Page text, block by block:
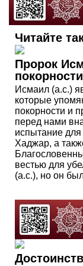
Читайте
Пророк
покорности
Исмаил (а.с.)
которые
покорности и
перед нами
испытание
Хаджар, а
вестью для
(а.с.), но он